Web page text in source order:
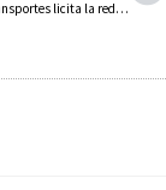
El Ministerio de Transportes licita la redacción del proyecto del nuevo enlace de la AP-68 con la N-232 en Aldeanueva de Ebro, que costará 11,2 millones de euros